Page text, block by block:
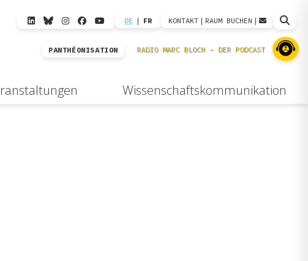
DE | FR KONTAKT | RAUM BUCHEN |
PANTHÉONISATION
Wissenschaftskommunikation